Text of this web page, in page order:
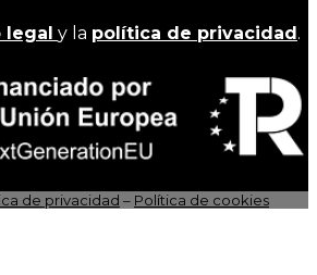
legal y la política de privacidad .
de privacidad – Política de cookies